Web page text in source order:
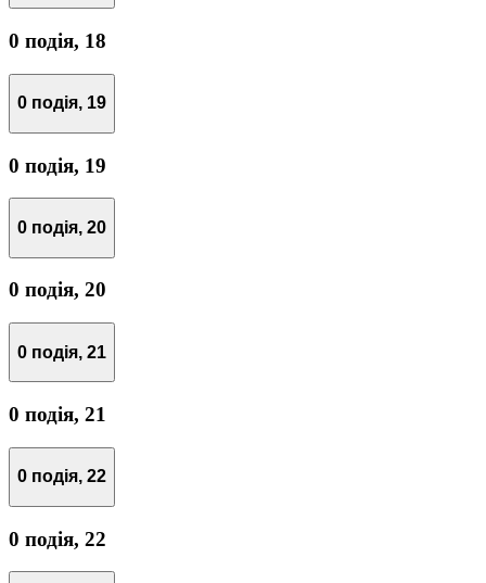
0 подія, 18
0 подія, 19
0 подія, 19
0 подія, 20
0 подія, 20
0 подія, 21
0 подія, 21
0 подія, 22
0 подія, 22